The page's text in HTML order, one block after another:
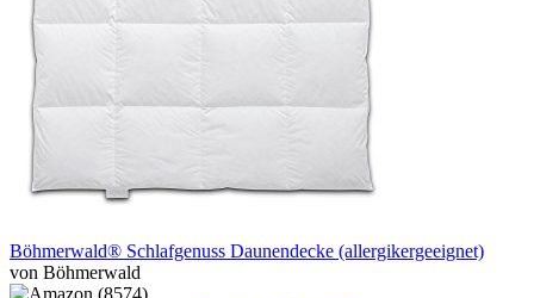
Böhmerwald® Schlafgenuss Daunendecke (allergikergeeignet)
von Böhmerwald